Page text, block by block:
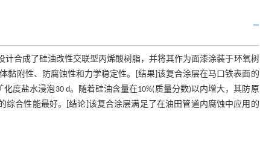
合成了硅油改性交联型丙烯酸树脂，并将其作为面漆涂装于环氧树
黏附性、防腐蚀性和力学稳定性。[结果]该复合涂层在马口铁表面的
度盐水浸泡30 d。随着硅油含量在10%(质量分数)以内增大，其防原
综合性能最好。[结论]该复合涂层满足了在油田管道内腐蚀中应用的